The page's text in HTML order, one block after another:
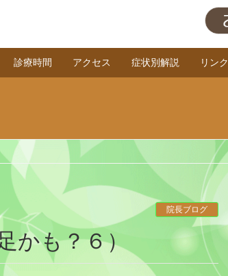
診療時間 アクセス 症状別解説 リンク
院長ブログ
かも？６）